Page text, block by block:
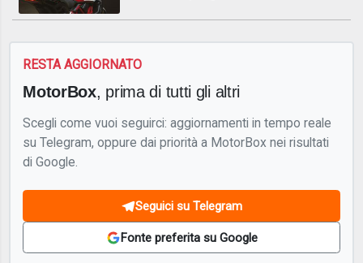
RESTA AGGIORNATO
MotorBox, prima di tutti gli altri
Scegli come vuoi seguirci: aggiornamenti in tempo reale
su Telegram, oppure dai priorità a MotorBox nei risultati
di Google.
Seguici su Telegram
Fonte preferita su Google